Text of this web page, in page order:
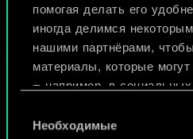
помогая делать его
иногда делимся
нашими партнёрами,
материалы, которые могут
— например, в
разрешения.
согласия
Необходимые
Изменить